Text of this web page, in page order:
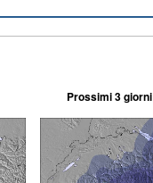
Prossimi 3 giorni